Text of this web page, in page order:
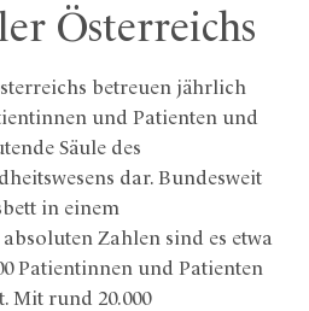
Österreichs
betreuen jährlich
und Patienten und
Säule des
dar. Bundesweit
in einem
Zahlen sind es etwa
Patientinnen und Patienten
Mit rund 20.000